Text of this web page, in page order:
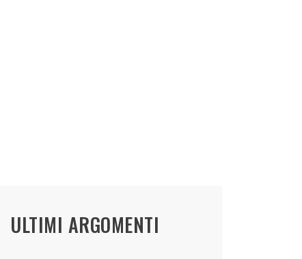
ULTIMI ARGOMENTI